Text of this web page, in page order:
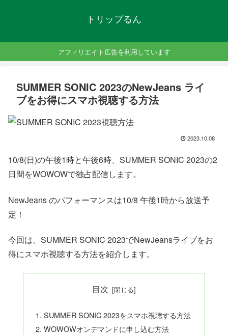
トリップるん
アフィリエイト広告を利用しています
SUMMER SONIC 2023のNewJeans ライ
ブをお得にスマホ視聴する方法
2023.10.08
10/8(日)の午後1時と午後6時、SUMMER SONIC 2023の2
日間をWOWOWで独占配信します。
NewJeans のパフォーマンスは10/8 午後1時から放送予
定！
今回は、SUMMER SONIC 2023でNewJeansライブをお
得にスマホ視聴する方法を紹介します。
目次
SUMMER SONIC 2023をスマホ視聴する方法
WOWOWオンデマンドに申し込む方法